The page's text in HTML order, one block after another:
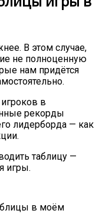
В этом случае,
не полноценную
нам придётся
в
рекорды
лидерборда — как
таблицу —
игры.
в моём